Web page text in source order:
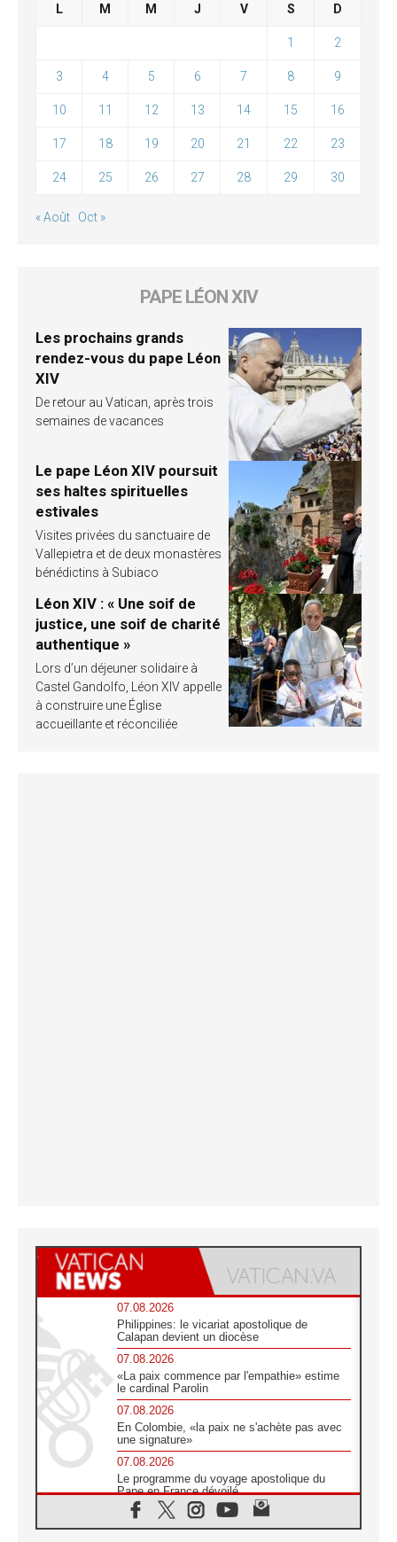
L M M J V S D
1 2
3 4 5 6 7 8 9
10 11 12 13 14 15 16
17 18 19 20 21 22 23
24 25 26 27 28 29 30
« Août Oct »
PAPE LÉON XIV
Les prochains grands
rendez-vous du pape Léon
XIV
De retour au Vatican, après trois
semaines de vacances
Le pape Léon XIV poursuit
ses haltes spirituelles
estivales
Visites privées du sanctuaire de
Vallepietra et de deux monastères
bénédictins à Subiaco
Léon XIV : « Une soif de
justice, une soif de charité
authentique »
Lors d’un déjeuner solidaire à
Castel Gandolfo, Léon XIV appelle
à construire une Église
accueillante et réconciliée
07.08.2026
Philippines: le vicariat apostolique de
Calapan devient un diocèse
07.08.2026
«La paix commence par l'empathie» estime
le cardinal Parolin
07.08.2026
En Colombie, «la paix ne s'achète pas avec
une signature»
07.08.2026
Le programme du voyage apostolique du
Pape en France dévoilé
07.08.2026
1ère Conférence continentale sur l'éducation